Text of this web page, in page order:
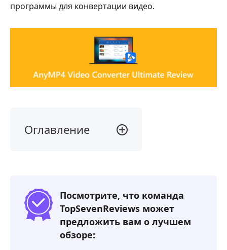
программы для конвертации видео.
Оглавление
Что
такое
AnyMP4
Посмотрите, что команда
TopSevenReviews может
предложить вам о лучшем
обзоре: